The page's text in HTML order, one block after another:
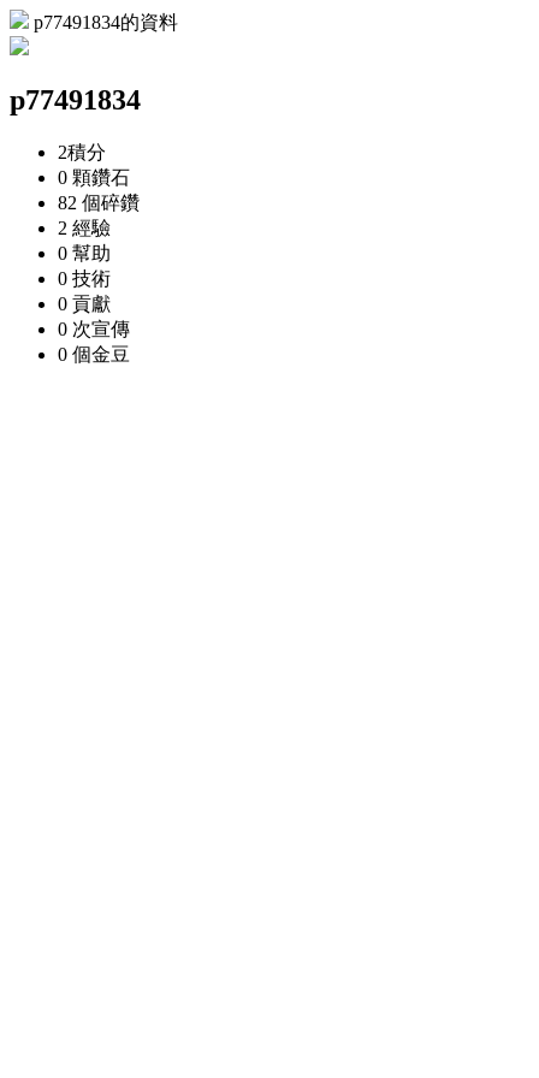
p77491834的資料
p77491834
2積分
0 顆鑽石
82 個碎鑽
2 經驗
0 幫助
0 技術
0 貢獻
0 次宣傳
0 個金豆